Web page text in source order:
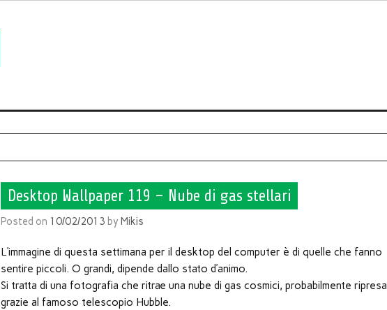
Desktop Wallpaper 119 – Nube di gas stellari
Posted on 10/02/2013 byMikis
L’immagine di questa settimana per il desktop del computer è di quelle che fanno
sentire piccoli. O grandi, dipende dallo stato d’animo.
Si tratta di una fotografia che ritrae una nube di gas cosmici, probabilmente ripresa
grazie al famoso telescopio Hubble.